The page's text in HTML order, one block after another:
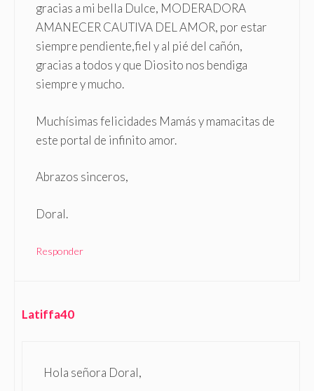
gracias a mi bella Dulce, MODERADORA
AMANECER CAUTIVA DEL AMOR, por estar
siempre pendiente,fiel y al pié del cañón,
gracias a todos y que Diosito nos bendiga
siempre y mucho.
Muchísimas felicidades Mamás y mamacitas de
este portal de infinito amor.
Abrazos sinceros,
Doral.
Responder
Latiffa40
Hola señora Doral,